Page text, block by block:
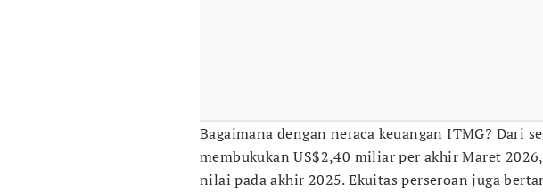
Bagaimana dengan neraca keuangan ITMG? Dari
membukukan US$2,40 miliar per akhir Maret
nilai pada akhir 2025. Ekuitas perseroan juga